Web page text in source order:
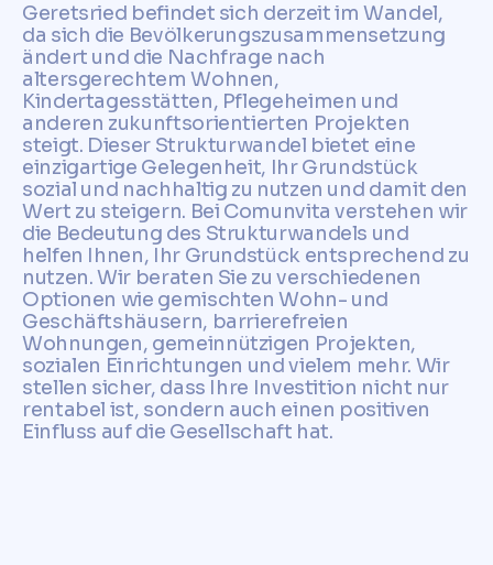
Geretsried befindet sich derzeit im Wandel,
da sich die Bevölkerungszusammensetzung
ändert und die Nachfrage nach
altersgerechtem Wohnen,
Kindertagesstätten, Pflegeheimen und
anderen zukunftsorientierten Projekten
steigt. Dieser Strukturwandel bietet eine
einzigartige Gelegenheit, Ihr Grundstück
sozial und nachhaltig zu nutzen und damit den
Wert zu steigern. Bei Comunvita verstehen wir
die Bedeutung des Strukturwandels und
helfen Ihnen, Ihr Grundstück entsprechend zu
nutzen. Wir beraten Sie zu verschiedenen
Optionen wie gemischten Wohn- und
Geschäftshäusern, barrierefreien
Wohnungen, gemeinnützigen Projekten,
sozialen Einrichtungen und vielem mehr. Wir
stellen sicher, dass Ihre Investition nicht nur
rentabel ist, sondern auch einen positiven
Einfluss auf die Gesellschaft hat.